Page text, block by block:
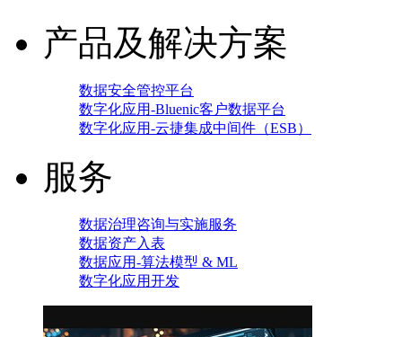
产品及解决方案
数据安全管控平台
数字化应用-Bluenic客户数据平台
数字化应用-云捷集成中间件（ESB）
服务
数据治理咨询与实施服务
数据资产入表
数据应用-算法模型 & ML
数字化应用开发